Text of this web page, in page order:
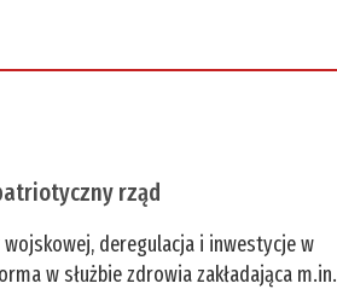
rząd
deregulacja i inwestycje w
w służbie zdrowia zakładająca m.in.